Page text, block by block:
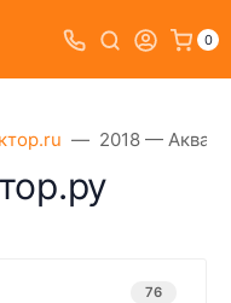
0
2018 —
76